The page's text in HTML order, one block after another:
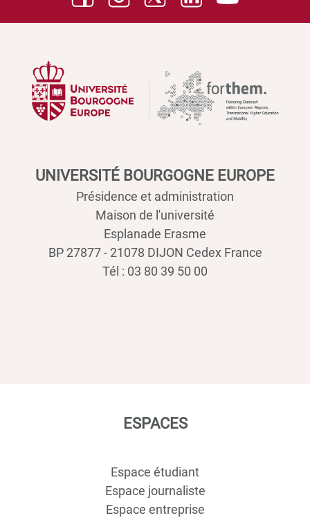
UNIVERSITÉ BOURGOGNE EUROPE
Présidence et administration
Maison de l'université
Esplanade Erasme
BP 27877 - 21078 DIJON Cedex France
Tél : 03 80 39 50 00
ESPACES
Espace étudiant
Espace journaliste
Espace entreprise